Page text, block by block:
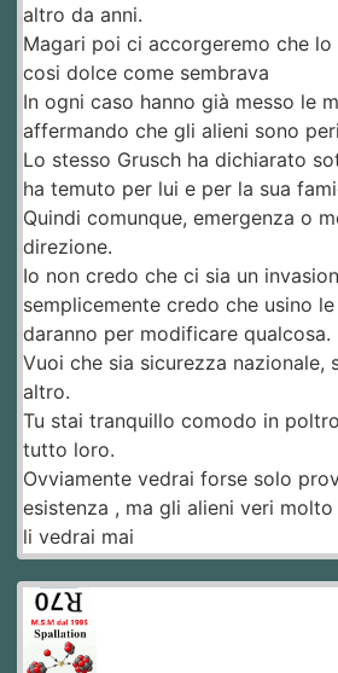
altro da anni.
Magari poi ci accorgeremo che
cosi dolce come sembrava
In ogni caso hanno già messo le
affermando che gli alieni sono
Lo stesso Grusch ha dichiarato
ha temuto per lui e per la sua
Quindi comunque, emergenza o
direzione.
Io non credo che ci sia un
semplicemente credo che usino
daranno per modificare qualcosa.
Vuoi che sia sicurezza nazionale,
altro.
Tu stai tranquillo comodo in
tutto loro.
Ovviamente vedrai forse solo
esistenza , ma gli alieni veri
li vedrai mai